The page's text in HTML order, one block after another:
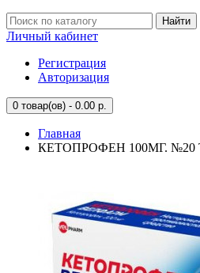
Найти
Личный кабинет
Регистрация
Авторизация
0 товар(ов) - 0.00 р.
Главная
КЕТОПРОФЕН 100МГ.